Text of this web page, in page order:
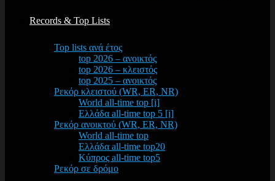
Records & Top Lists
Top lists ανά έτος
top 2026 – ανοικτός
top 2026 – κλειστός
top 2025 – ανοικτός
Ρεκόρ κλειστού (WR, ER, NR)
World all-time top [i]
Ελλάδα all-time top 5 [i]
Ρεκόρ ανοικτού (WR, ER, NR)
World all-time top
Ελλάδα all-time top20
Κύπρος all-time top5
Ρεκόρ σε δρόμο